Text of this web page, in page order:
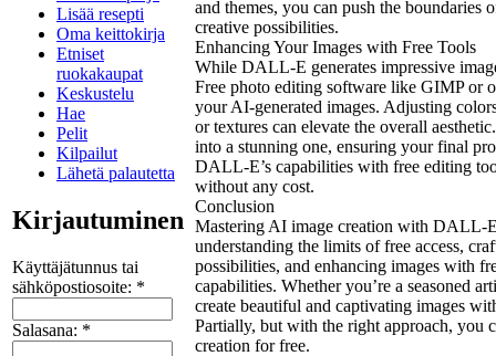
Lisää resepti
Oma keittokirja
Etniset
ruokakaupat
Keskustelu
Hae
Pelit
Kilpailut
Lähetä palautetta
Kirjautuminen
Käyttäjätunnus tai
sähköpostiosoite: *
Salasana: *
and themes, you can push the
creative possibilities.
Enhancing Your Images with Free Tools
While DALL-E generates impressive
Free photo editing software like GIMP or
your AI-generated images. Adjusting
or textures can elevate the overall
into a stunning one, ensuring your final
DALL-E’s capabilities with free editing
without any cost.
Conclusion
Mastering AI image creation with DALL-
understanding the limits of free access,
possibilities, and enhancing images with
capabilities. Whether you’re a seasoned
create beautiful and captivating images
Partially, but with the right approach, you
creation for free.